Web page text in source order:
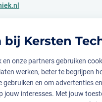
bij Kersten
en onze partners gebruiken
werken, beter te begrijpen
gebruiken en om advertenties
jouw interesses. Met jouw